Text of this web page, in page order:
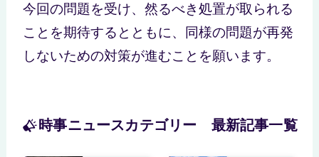
今回の問題を受け、然るべき処置が取られる
ことを期待するとともに、同様の問題が再発
しないための対策が進むことを願います。
時事ニュースカテゴリー 最新記事一覧